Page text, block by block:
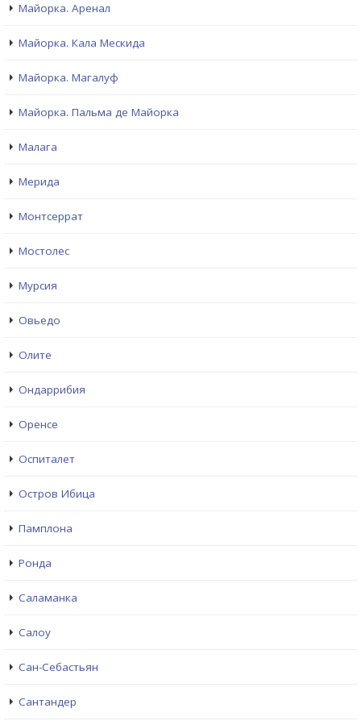
Майорка. Аренал
Майорка. Кала Мескида
Майорка. Магалуф
Майорка. Пальма де Майорка
Малага
Мерида
Монтсеррат
Мостолес
Мурсия
Овьедо
Олите
Ондаррибия
Оренсе
Оспиталет
Остров Ибица
Памплона
Ронда
Саламанка
Салоу
Сан-Себастьян
Сантандер